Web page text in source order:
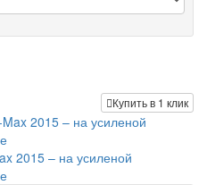
Купить в 1 клик
2015 – на усиленой